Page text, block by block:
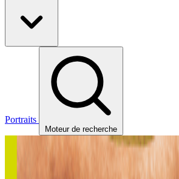
Portraits
Moteur de recherche